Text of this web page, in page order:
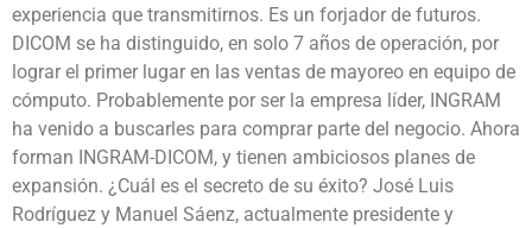
experiencia que transmitirnos. Es un forjador de futuros.
DICOM se ha distinguido, en solo 7 años de operación, por
lograr el primer lugar en las ventas de mayoreo en equipo de
cómputo. Probablemente por ser la empresa líder, INGRAM
ha venido a buscarles para comprar parte del negocio. Ahora
forman INGRAM-DICOM, y tienen ambiciosos planes de
expansión. ¿Cuál es el secreto de su éxito? José Luis
Rodríguez y Manuel Sáenz, actualmente presidente y